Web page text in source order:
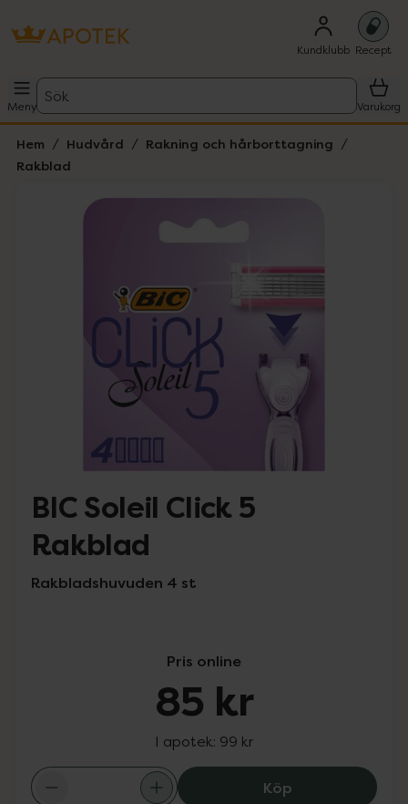
Kundklubb Recept
Meny
Sök
Varukorg
Hem Hudvård
Rakning och hårborttagning
Rakblad
Lista: . Innehåller 1 objekt.
Hoppa över Lista
BIC Soleil Click 5
Rakblad
Rakbladshuvuden 4 st
Pris online
85 kr
I apotek: 99 kr
KöpBIC Soleil Click